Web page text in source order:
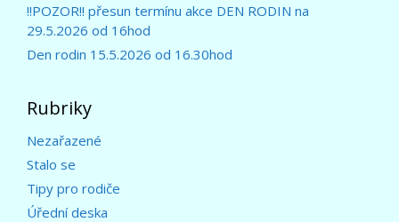
!!POZOR!! přesun termínu akce DEN RODIN na
29.5.2026 od 16hod
Den rodin 15.5.2026 od 16.30hod
Rubriky
Nezařazené
Stalo se
Tipy pro rodiče
Úřední deska